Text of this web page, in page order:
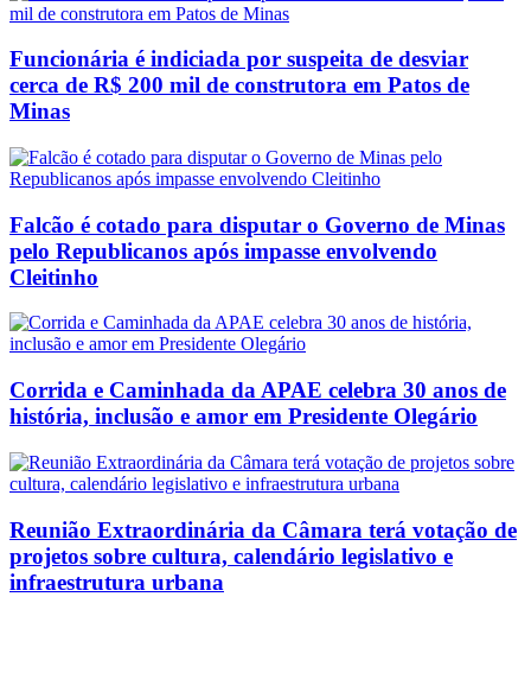
Funcionária é indiciada por suspeita de desviar
cerca de R$ 200 mil de construtora em Patos de
Minas
Falcão é cotado para disputar o Governo de Minas
pelo Republicanos após impasse envolvendo
Cleitinho
Corrida e Caminhada da APAE celebra 30 anos de
história, inclusão e amor em Presidente Olegário
Reunião Extraordinária da Câmara terá votação de
projetos sobre cultura, calendário legislativo e
infraestrutura urbana